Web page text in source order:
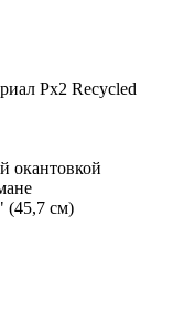
Px2 Recycled
окантовкой
(45,7 см)